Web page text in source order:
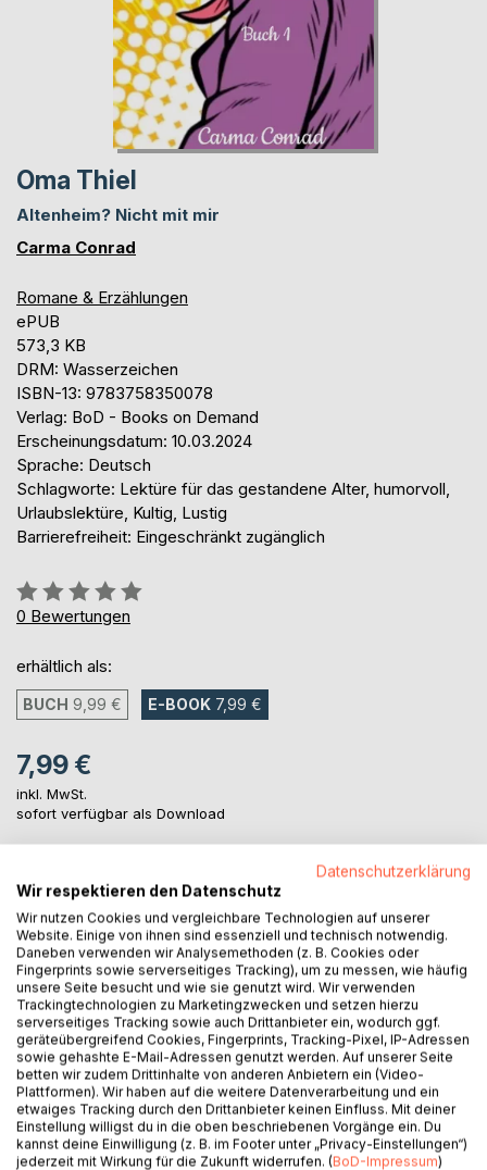
Oma Thiel
Altenheim? Nicht mit mir
Carma Conrad
Romane & Erzählungen
ePUB
573,3 KB
DRM: Wasserzeichen
ISBN-13: 9783758350078
Verlag: BoD - Books on Demand
Erscheinungsdatum: 10.03.2024
Sprache: Deutsch
Schlagworte: Lektüre für das gestandene Alter, humorvoll,
Urlaubslektüre, Kultig, Lustig
Barrierefreiheit: Eingeschränkt zugänglich
Bewertung::
0%
0 Bewertungen
erhältlich als:
BUCH 9,99 € E-BOOK 7,99 €
7,99 €
inkl. MwSt.
sofort verfügbar als Download
IN DEN WARENKORB
Auf die Merkliste
Titel bewerten
BESCHREIBUNG
Datenschutzerklärung
Wir respektieren den Datenschutz
Wir nutzen Cookies und vergleichbare Technologien auf unserer
Website. Einige von ihnen sind essenziell und technisch notwendig.
Daneben verwenden wir Analysemethoden (z. B. Cookies oder
Fingerprints sowie serverseitiges Tracking), um zu messen, wie häufig
unsere Seite besucht und wie sie genutzt wird. Wir verwenden
Trackingtechnologien zu Marketingzwecken und setzen hierzu
serverseitiges Tracking sowie auch Drittanbieter ein, wodurch ggf.
geräteübergreifend Cookies, Fingerprints, Tracking-Pixel, IP-Adressen
sowie gehashte E-Mail-Adressen genutzt werden. Auf unserer Seite
betten wir zudem Drittinhalte von anderen Anbietern ein (Video-
Plattformen). Wir haben auf die weitere Datenverarbeitung und ein
etwaiges Tracking durch den Drittanbieter keinen Einfluss. Mit deiner
Einstellung willigst du in die oben beschriebenen Vorgänge ein. Du
kannst deine Einwilligung (z. B. im Footer unter „Privacy-Einstellungen“)
jederzeit mit Wirkung für die Zukunft widerrufen. (BoD-Impressum)